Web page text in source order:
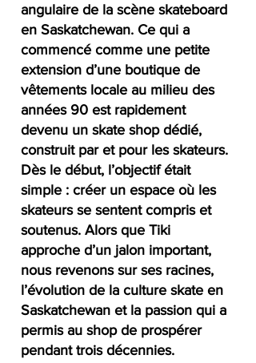
angulaire de la scène skateboard
en Saskatchewan. Ce qui a
commencé comme une petite
extension d’une boutique de
vêtements locale au milieu des
années 90 est rapidement
devenu un skate shop dédié,
construit par et pour les skateurs.
Dès le début, l’objectif était
simple : créer un espace où les
skateurs se sentent compris et
soutenus. Alors que Tiki
approche d’un jalon important,
nous revenons sur ses racines,
l’évolution de la culture skate en
Saskatchewan et la passion qui a
permis au shop de prospérer
pendant trois décennies.